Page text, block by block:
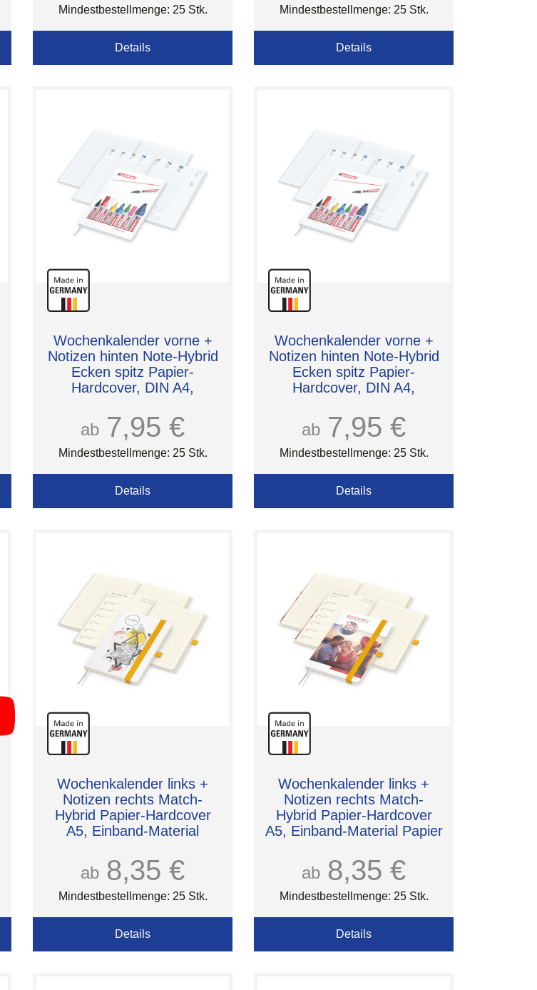
Mindestbestellmenge: 25 Stk.
Details
Mindestbestellmenge: 25 Stk.
Details
Wochenkalender vorne +
Notizen hinten Note-Hybrid
Ecken spitz Papier-
Hardcover, DIN A4,
ab 7,95 €
Mindestbestellmenge: 25 Stk.
Details
Wochenkalender vorne +
Notizen hinten Note-Hybrid
Ecken spitz Papier-
Hardcover, DIN A4,
glänzend
ab 7,95 €
Mindestbestellmenge: 25 Stk.
Details
Wochenkalender links +
Notizen rechts Match-
Hybrid Papier-Hardcover
A5, Einband-Material
ab 8,35 €
Mindestbestellmenge: 25 Stk.
Details
Wochenkalender links +
Notizen rechts Match-
Hybrid Papier-Hardcover
A5, Einband-Material Papier
ab 8,35 €
Mindestbestellmenge: 25 Stk.
Details